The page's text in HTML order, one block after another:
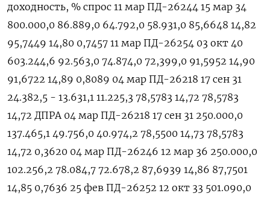
доходность, % спрос 11 мар ПД-26244 15 мар 34
800.000,0 86.889,0 64.792,0 58.931,0 85,6648 14,82
95,7449 14,80 0,7457 11 мар ПД-26254 03 окт 40
603.244,6 92.563,0 74.874,0 72,399,0 91,5952 14,90
91,6722 14,89 0,8089 04 мар ПД-26218 17 ​сен 31
24.382,5 - 13.631,1 11.225,3 78,5783 14,72 78,5783
14,72 ДПРА 04 мар ПД-26218 17 сен ⁠31 250.000,0
137.465,1 49.756,0 40.974,2 78,5500 14,73 78,5783
14,72 0,3620 04 мар ПД-26246 12 мар 36 250.000,0
102.256,2 78.084,7 72.678,2 87,6939 14,86 87,7501
14,85 0,7636 25 фев ПД-26252 12 окт 33 501.090,0